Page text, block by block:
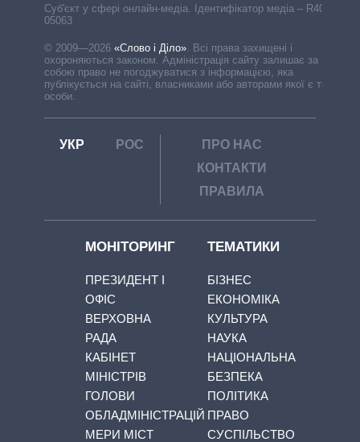
Cуб'єкт у сфері онлайн-медіа. Ідентифікатор медіа – R40-
05063
© 2009—2026 «Слово і Діло». Всі права захищені і
охороняються законом. Адміністрація сайту залишає за
собою право не погоджуватися з інформацією, яка
публікується на сайті, власниками або авторами якої є треті
особи.
УКР РОС
ПРО НАС
КОНТАКТИ
ПРАВИЛА
МОНІТОРИНГ
ПРЕЗИДЕНТ І
ОФІС
ВЕРХОВНА
РАДА
КАБІНЕТ
МІНІСТРІВ
ГОЛОВИ
ОБЛАДМІНІСТРАЦІЙ
МЕРИ МІСТ
ТЕМАТИКИ
БІЗНЕС
ЕКОНОМІКА
КУЛЬТУРА
НАУКА
НАЦІОНАЛЬНА
БЕЗПЕКА
ПОЛІТИКА
ПРАВО
СУСПІЛЬСТВО